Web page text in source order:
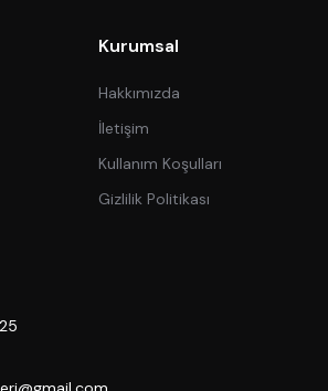
Kurumsal
Hakkımızda
İletişim
Kullanım Koşulları
Gizlilik Politikası